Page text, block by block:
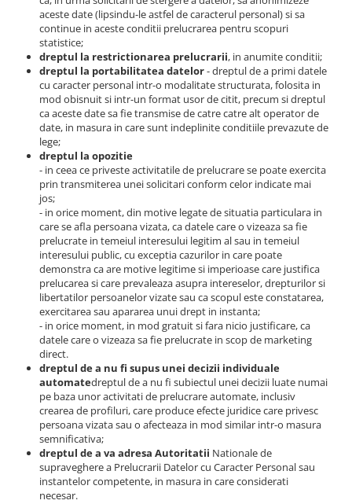
aceste date (lipsindu-le astfel de caracterul personal) si sa
continue in aceste conditii prelucrarea pentru scopuri
statistice;
dreptul la restrictionarea prelucrarii, in anumite conditii;
dreptul la portabilitatea datelor- dreptul de a primi datele
cu caracter personal intr-o modalitate structurata, folosita in
mod obisnuit si intr-un format usor de citit, precum si dreptul
ca aceste date sa fie transmise de catre catre alt operator de
date, in masura in care sunt indeplinite conditiile prevazute de
lege;
dreptul la opozitie
- in ceea ce priveste activitatile de prelucrare se poate exercita
prin transmiterea unei solicitari conform celor indicate mai
jos;
- in orice moment, din motive legate de situatia particulara in
care se afla persoana vizata, ca datele care o vizeaza sa fie
prelucrate in temeiul interesului legitim al sau in temeiul
interesului public, cu exceptia cazurilor in care poate
demonstra ca are motive legitime si imperioase care justifica
prelucarea si care prevaleaza asupra intereselor, drepturilor si
libertatilor persoanelor vizate sau ca scopul este constatarea,
exercitarea sau apararea unui drept in instanta;
- in orice moment, in mod gratuit si fara nicio justificare, ca
datele care o vizeaza sa fie prelucrate in scop de marketing
direct.
dreptul de a nu fi supus unei decizii individuale
automatedreptul de a nu fi subiectul unei decizii luate numai
pe baza unor activitati de prelucrare automate, inclusiv
crearea de profiluri, care produce efecte juridice care privesc
persoana vizata sau o afecteaza in mod similar intr-o masura
semnificativa;
dreptul de a va adresa Autoritatii Nationale de
supraveghere a Prelucrarii Datelor cu Caracter Personal sau
instantelor competente, in masura in care considerati
necesar.